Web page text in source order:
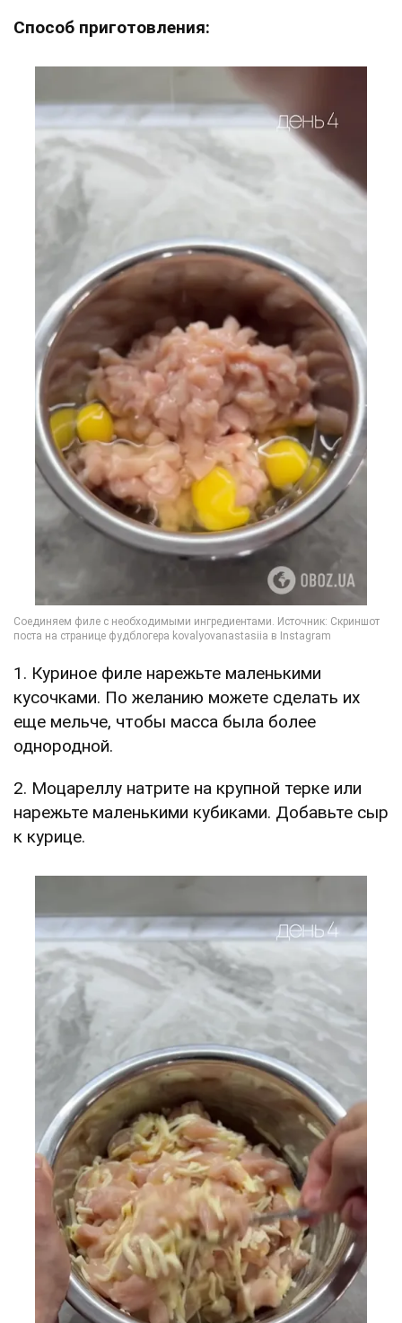
Способ приготовления:
1. Куриное филе нарежьте маленькими
кусочками. По желанию можете сделать их
еще мельче, чтобы масса была более
однородной.
2. Моцареллу натрите на крупной терке или
нарежьте маленькими кубиками. Добавьте сыр
к курице.